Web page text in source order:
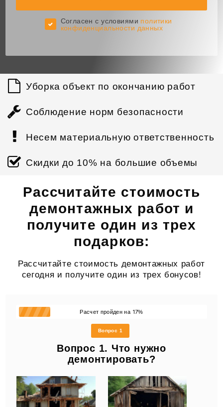
Cогласен с условиями политики
конфиденциальности данных
Уборка объект по окончанию работ
Соблюдение норм безопасности
Несем материальную ответственность
Скидки до 10% на большие объемы
Рассчитайте стоимость
демонтажных работ и
получите один из трех
подарков:
Рассчитайте стоимость демонтажных работ
сегодня и получите один из трех бонусов!
Расчет пройден на 17%
Вопрос 1
Вопрос 1. Что нужно
демонтировать?